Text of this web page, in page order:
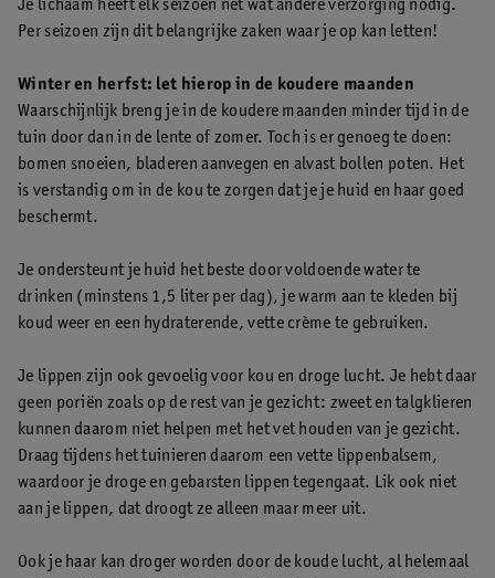
Je lichaam heeft elk seizoen net wat andere verzorging nodig.
Per seizoen zijn dit belangrijke zaken waar je op kan letten!
Winter en herfst: let hierop in de koudere maanden
Waarschijnlijk breng je in de koudere maanden minder tijd in de
tuin door dan in de lente of zomer. Toch is er genoeg te doen:
bomen snoeien, bladeren aanvegen en alvast bollen poten. Het
is verstandig om in de kou te zorgen dat je je huid en haar goed
beschermt.
Je ondersteunt je huid het beste door voldoende water te
drinken (minstens 1,5 liter per dag), je warm aan te kleden bij
koud weer en een hydraterende, vette crème te gebruiken.
Je lippen zijn ook gevoelig voor kou en droge lucht. Je hebt daar
geen poriën zoals op de rest van je gezicht: zweet en talgklieren
kunnen daarom niet helpen met het vet houden van je gezicht.
Draag tijdens het tuinieren daarom een vette lippenbalsem,
waardoor je droge en gebarsten lippen tegengaat. Lik ook niet
aan je lippen, dat droogt ze alleen maar meer uit.
Ook je haar kan droger worden door de koude lucht, al helemaal